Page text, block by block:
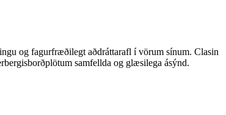
og fagurfræðilegt aðdráttarafl í vörum sínum. Clasin
samfellda og glæsilega ásýnd.